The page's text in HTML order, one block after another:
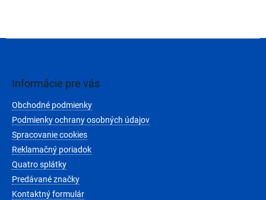
Informácie pre vás
Obchodné podmienky
Podmienky ochrany osobných údajov
Spracovanie cookies
Reklamačný poriadok
Quatro splátky
Predávané značky
Kontaktný formulár